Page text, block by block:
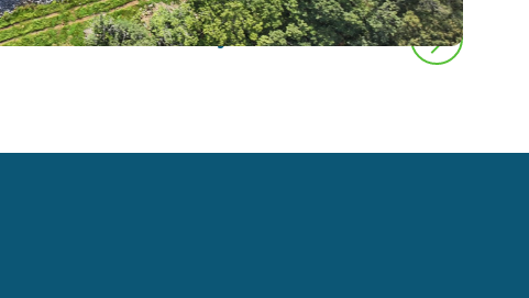
следующая новость